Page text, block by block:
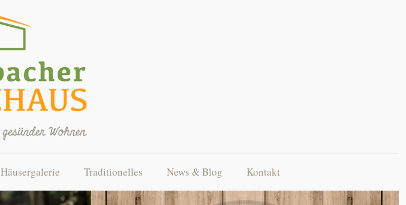
Häusergalerie Traditionelles News & Blog Kontakt